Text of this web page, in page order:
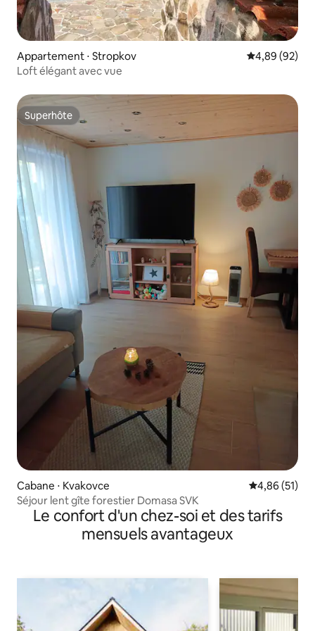
Appartement ⋅ Stropkov Évaluation
4,89 (92)
Loft élégant avec vue
Superhôte
Superhôte
Cabane ⋅ Kvakovce Évaluation
4,86 (51)
Séjour lent gîte forestier Domasa SVK
Le confort d'un chez-soi et des tarifs
mensuels avantageux